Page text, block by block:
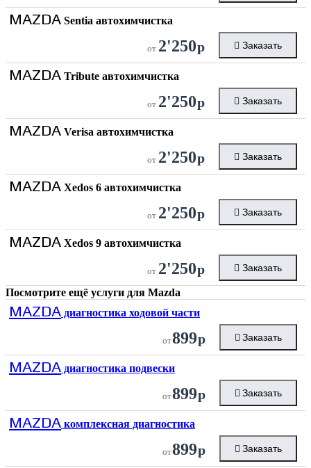
MAZDA Sentia автохимчистка
от 2'250р Заказать
MAZDA Tribute автохимчистка
от 2'250р Заказать
MAZDA Verisa автохимчистка
от 2'250р Заказать
MAZDA Xedos 6 автохимчистка
от 2'250р Заказать
MAZDA Xedos 9 автохимчистка
от 2'250р Заказать
Посмотрите ещё услуги для Mazda
MAZDA диагностика ходовой части
от899р Заказать
MAZDA диагностика подвески
от899р Заказать
MAZDA комплексная диагностика
от899р Заказать